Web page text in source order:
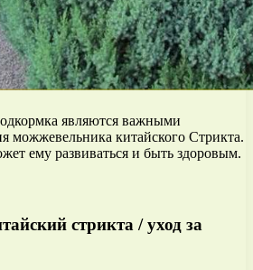
являются важными
можжевельника китайского Стрикта.
ему развиваться и быть здоровым.
стрикта / уход за